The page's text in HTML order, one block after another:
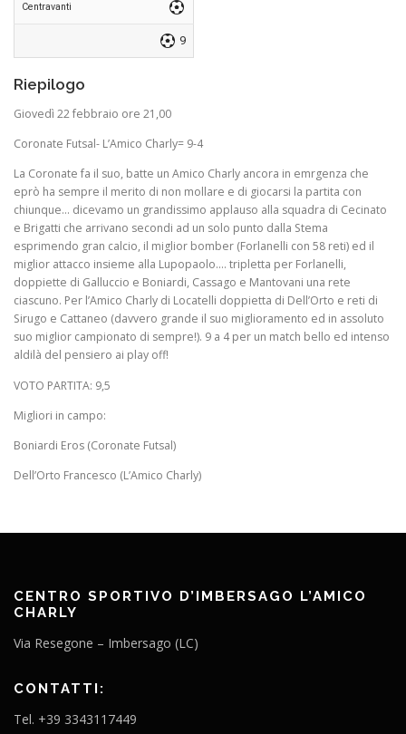
Centravanti
9
Riepilogo
Giovedì 22 febbraio ore 21,00
Coronate Futsal- L’Amico Charly= 9-4
La Coronate fa il suo, batte un Amico Charly ancora in emrgenza che
eprò ha sempre il merito di non mollare e di giocarsi la partita con
chiunque… dicevamo un grandissimo applauso alla squadra di Cecinato
e Brigatti che arrivano secondi ad un solo punto dalla Stema
esprimendo gran calcio, il miglior bomber (Forlanelli con 58 reti) ed il
miglior attacco insieme alla Lupopaolo…. tripletta per Forlanelli,
doppiette di Galluccio e Boniardi, Cassago e Mantovani una rete
ciascuno. Per l’Amico Charly di Locatelli doppietta di Dell’Orto e reti di
Sirugo e Cattaneo (davvero grande il suo miglioramento ed in assoluto
suo miglior campionato di sempre!). 9 a 4 per un match bello ed intenso
aldilà del pensiero ai play off!
VOTO PARTITA: 9,5
Migliori in campo:
Boniardi Eros (Coronate Futsal)
Dell’Orto Francesco (L’Amico Charly)
CENTRO SPORTIVO D’IMBERSAGO L’AMICO
CHARLY
Via Resegone – Imbersago (LC)
CONTATTI:
Tel. +39 3343117449